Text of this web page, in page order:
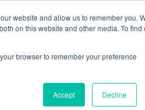
website and allow us to remember you.
on this website and other media. To find
browser to remember your preference
Accept Decline
Distribuidores Tienda